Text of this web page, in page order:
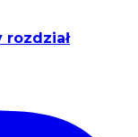
rozdział